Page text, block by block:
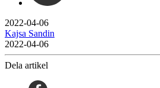
2022-04-06
Kajsa Sandin
2022-04-06
Dela artikel